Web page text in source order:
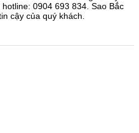
0904 693 834. Sao Bắc
cậy của quý khách.
Hà Nội